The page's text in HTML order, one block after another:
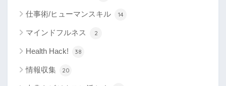
仕事術/ヒューマンスキル 14
マインドフルネス 2
Health Hack! 38
情報収集 20